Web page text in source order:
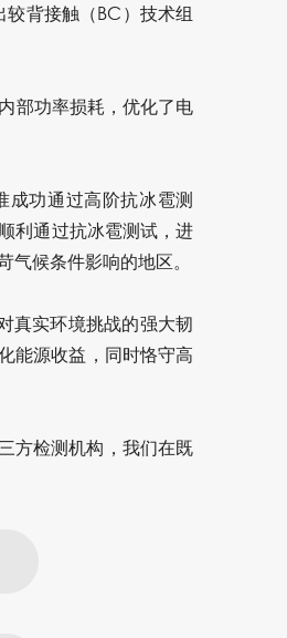
较背接触（BC）技术组
部功率损耗，优化了电
成功通过高阶抗冰雹测
利通过抗冰雹测试，进
候条件影响的地区。
真实环境挑战的强大韧
能源收益，同时恪守高
方检测机构，我们在既